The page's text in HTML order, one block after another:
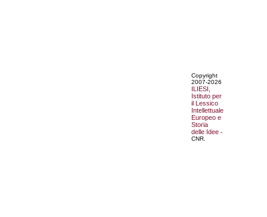
Copyright
2007-2026
ILIESI,
Istituto per
il Lessico
Intellettuale
Europeo e
Storia
delle Idee -
CNR.